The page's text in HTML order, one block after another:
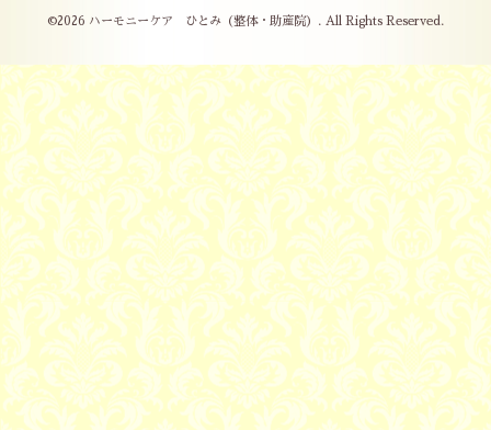
©2026 ハーモニーケア ひとみ（整体・助産院） . All Rights Reserved.